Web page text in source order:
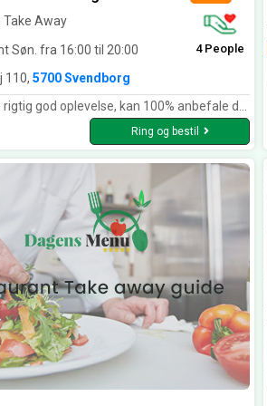
Take Away
Søn. fra 16:00 til 20:00 4 People
110, 5700 Svendborg
denne restaurant. Der var en person som var rigtig rigtig sød. Lignede nærmest en asiatisk Leonardo Dicaprio Kommer 100% tilbage for at få en god omgang sushi til en fair pris!
Ring og bestil